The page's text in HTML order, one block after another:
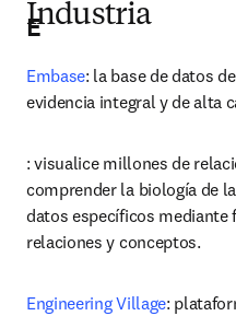
Industria
E
Embase: la base de datos
evidencia integral y de alta
: visualice millones de
comprender la biología de
datos específicos
relaciones y conceptos.
Engineering Village: